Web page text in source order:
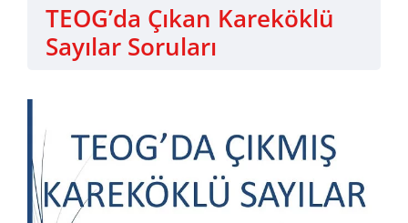
TEOG’da Çıkan Kareköklü
Sayılar Soruları